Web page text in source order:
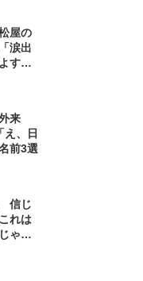
屋の
涙出
す
来
、日
前3選
信じ
れは
ゃな